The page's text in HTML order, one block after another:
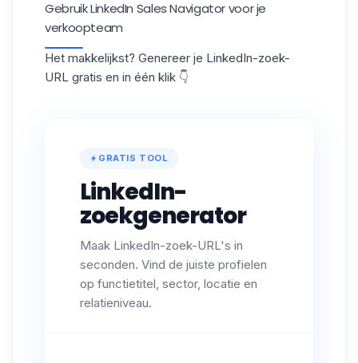
Gebruik LinkedIn Sales Navigator voor je
verkoopteam
Het makkelijkst? Genereer je LinkedIn-zoek-
URL gratis en in één klik 👇
GRATIS TOOL
LinkedIn-
zoekgenerator
Maak LinkedIn-zoek-URL's in
seconden. Vind de juiste profielen
op functietitel, sector, locatie en
relatieniveau.